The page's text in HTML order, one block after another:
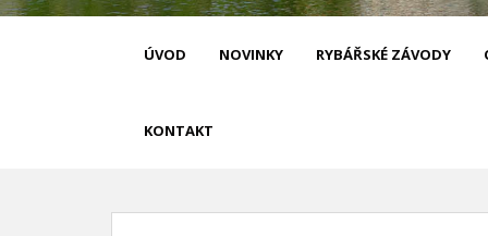
Rybáři Čáslav
ÚVOD NOVINKY RYBÁŘSKÉ ZÁVODY
KONTAKT